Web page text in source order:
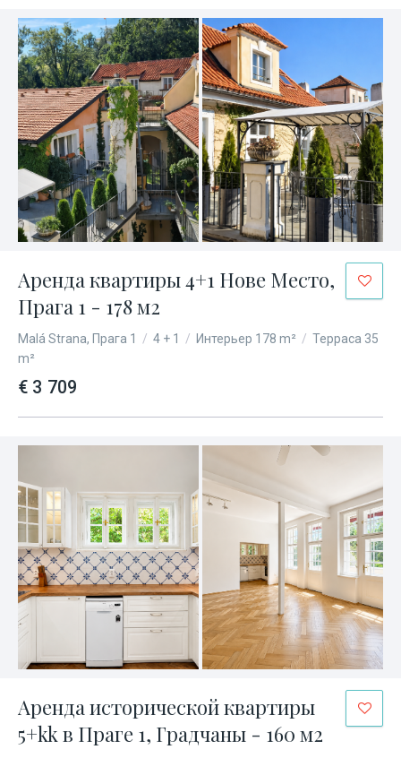
Аренда квартиры 4+1 Нове Место,
Прага 1 - 178 м2
Malá Strana, Прага 1 / 4 + 1 / Интерьер 178 m² / Терраса 35
m²
€ 3 709
Аренда исторической квартиры
5+kk в Праге 1, Градчаны - 160 м2